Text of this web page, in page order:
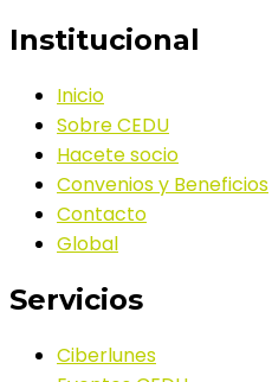
Institucional
Inicio
Sobre CEDU
Hacete socio
Convenios y Beneficios
Contacto
Global
Servicios
Ciberlunes